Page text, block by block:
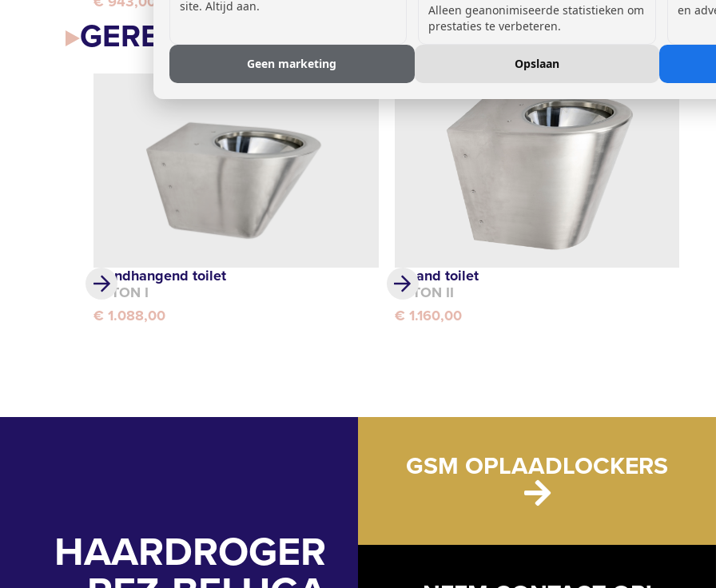
GERELATEERDE ARTIKELEN
Wandhangend toilet
TYTON I
€ 1.088,00
Staand toilet
TYTON II
€ 1.160,00
HAARDROGER
GSM OPLAADLOCKERS
site. Altijd aan.
Alleen geanonimiseerde statistieken om
prestaties te verbeteren.
en
Geen marketing Opslaan